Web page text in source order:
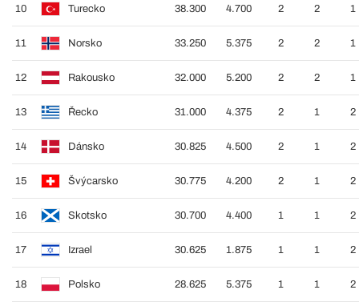
10 Turecko 38.300 4.700 2 2 1
11 Norsko 33.250 5.375 2 2 1
12 Rakousko 32.000 5.200 2 2 1
13 Řecko 31.000 4.375 2 1 2
14 Dánsko 30.825 4.500 2 1 2
15 Švýcarsko 30.775 4.200 2 1 2
16 Skotsko 30.700 4.400 1 1 2
17 Izrael 30.625 1.875 1 1 2
18 Polsko 28.625 5.375 1 1 2